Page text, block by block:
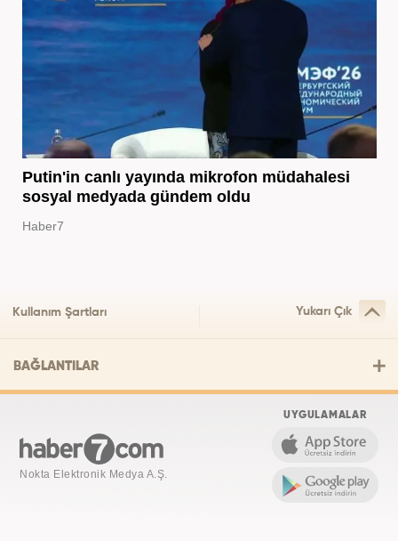
Putin'in canlı yayında mikrofon müdahalesi
sosyal medyada gündem oldu
Haber7
Kullanım Şartları Yukarı Çık
BAĞLANTILAR
Nokta Elektronik Medya A.Ş.
UYGULAMALAR